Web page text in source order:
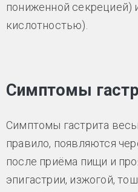
пониженной секрецией)
кислотностью).
Симптомы
Симптомы гастрита
правило, появляются
после приёма пищи и
эпигастрии, изжогой,